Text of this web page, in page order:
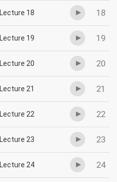
18
Lecture 18
19
Lecture 19
20
Lecture 20
21
Lecture 21
22
Lecture 22
23
Lecture 23
24
Lecture 24